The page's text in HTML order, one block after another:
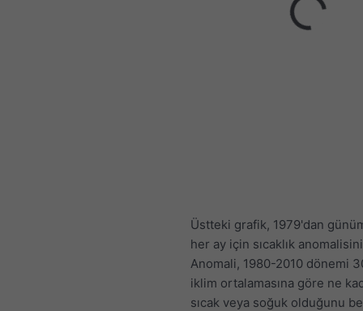
Üstteki grafik, 1979'dan
her ay için sıcaklık
Anomali, 1980-2010 dönemi
iklim ortalamasına göre ne
sıcak veya soğuk olduğunu